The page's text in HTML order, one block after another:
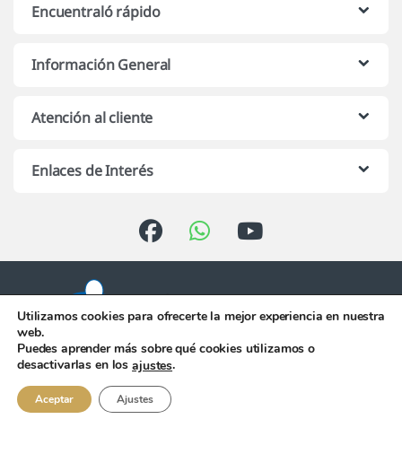
Encuentraló rápido
Información General
Atención al cliente
Enlaces de Interés
Atención telefónica de 10:00 h.
956 344 058
Utilizamos cookies para ofrecerte la mejor experiencia en nuestra
web.
Puedes aprender más sobre qué cookies utilizamos o
desactivarlas en losajustes.
Aceptar Ajustes